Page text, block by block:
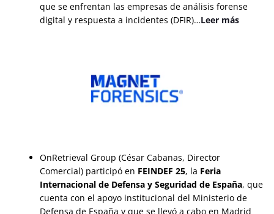
que se enfrentan las empresas de análisis forense
digital y respuesta a incidentes (DFIR)…Leer más
OnRetrieval Group (César Cabanas, Director
Comercial) participó en FEINDEF 25, la Feria
Internacional de Defensa y Seguridad de España, que
cuenta con el apoyo institucional del Ministerio de
Defensa de España y que se llevó a cabo en Madrid